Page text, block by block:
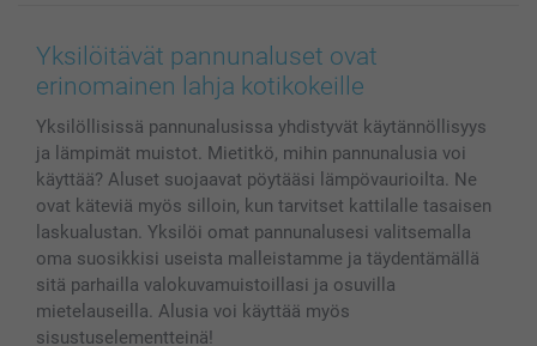
Valokuvat, Julisteet & Taskukirjat
Kännykkä & Tabletti
Kuvakalenterit & Päivyrit
Valokuvakehykset & Lisätarvikkeet
Lahjakortti
Kaikki kuvatuotteet
Evästekäytäntö
Sivukartta
Investor Relations
100% tyytyväisyystakuu
smartbonus
Tilausten tila
Yksilöitävät pannunaluset ovat
erinomainen lahja kotikokeille
Yksilöllisissä pannunalusissa yhdistyvät käytännöllisyys
ja lämpimät muistot. Mietitkö, mihin pannunalusia voi
käyttää? Aluset suojaavat pöytääsi lämpövaurioilta. Ne
ovat käteviä myös silloin, kun tarvitset kattilalle tasaisen
laskualustan. Yksilöi omat pannunalusesi valitsemalla
oma suosikkisi useista malleistamme ja täydentämällä
sitä parhailla valokuvamuistoillasi ja osuvilla
mietelauseilla. Alusia voi käyttää myös
sisustuselementteinä!